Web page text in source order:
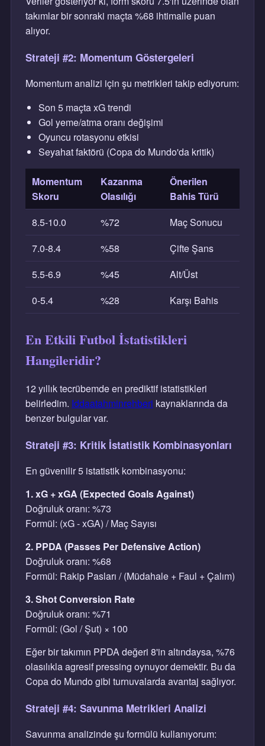
takımlar bir sonraki maçta %68 ihtimalle puan
alıyor.
Strateji #2: Momentum Göstergeleri
Momentum analizi için şu metrikleri takip ediyorum:
Son 5 maçta xG trendi
Gol yeme/atma oranı değişimi
Oyuncu rotasyonu etkisi
Seyahat faktörü (Copa do Mundo'da kritik)
Momentum
Skoru
Kazanma
Olasılığı
Önerilen
Bahis Türü
8.5-10.0
%72
Maç Sonucu
7.0-8.4
%58
Çifte Şans
5.5-6.9
%45
Alt/Üst
0-5.4
%28 Karşı Bahis
En Etkili Futbol İstatistikleri
Hangileridir?
12 yıllık tecrübemde en prediktif istatistikleri
belirledim. Iddaatahminrehberi kaynaklarında da
benzer bulgular var.
Strateji #3: Kritik İstatistik Kombinasyonları
En güvenilir 5 istatistik kombinasyonu:
1. xG + xGA (Expected Goals Against)
Doğruluk oranı: %73
Formül: (xG - xGA) / Maç Sayısı
2. PPDA (Passes Per Defensive Action)
Doğruluk oranı: %68
Formül: Rakip Pasları / (Müdahale + Faul + Çalım)
3. Shot Conversion Rate
Doğruluk oranı: %71
Formül: (Gol / Şut) × 100
Eğer bir takımın PPDA değeri 8'in altındaysa, %76
olasılıkla agresif pressing oynuyor demektir. Bu da
Copa do Mundo gibi turnuvalarda avantaj sağlıyor.
Strateji #4: Savunma Metrikleri Analizi
Savunma analizinde şu formülü kullanıyorum: